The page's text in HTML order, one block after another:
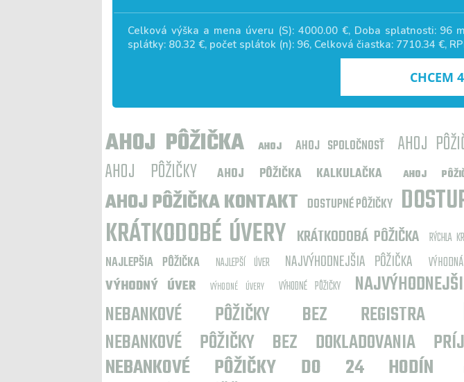
Celková výška a mena úveru (S): 4000.00€, Doba splatnosti: 96
splátky: 80.32 €, počet splátok (n): 96, Celková čiastka: 7710.34 €,
CHCEM
AHOJ PÔŽIČKA AHOJ AHOJ SPOLOČNOSŤ AHOJ
AHOJ PÔŽIČKY AHOJ PÔŽIČKA KALKULAČKA AHOJ
AHOJ PÔŽIČKA KONTAKT DOSTUPNÉ PÔŽIČKY
KRÁTKODOBÉ ÚVERY KRÁTKODOBÁ PÔŽIČKA RÝCHLA
NAJLEPŠIA PÔŽIČKA
NAJLEPŠÍ ÚVER NAJVÝHODNEJŠIA PÔŽIČKA
VÝHODNÝ ÚVER VÝHODNÉ ÚVERY VÝHODNÉ PÔŽIČKY
NEBANKOVÉ PÔŽIČKY BEZ REGISTRA
NEBANKOVÉ PÔŽIČKY BEZ DOKLADOVANIA
NEBANKOVÉ PÔŽIČKY DO 24 HODÍN